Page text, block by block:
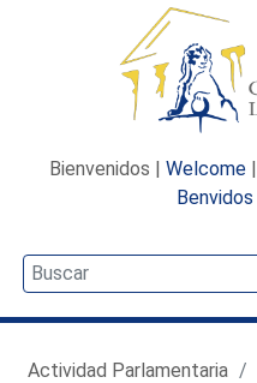
Bienvenidos | Welcome |
Benvidos
Actividad Parlamentaria